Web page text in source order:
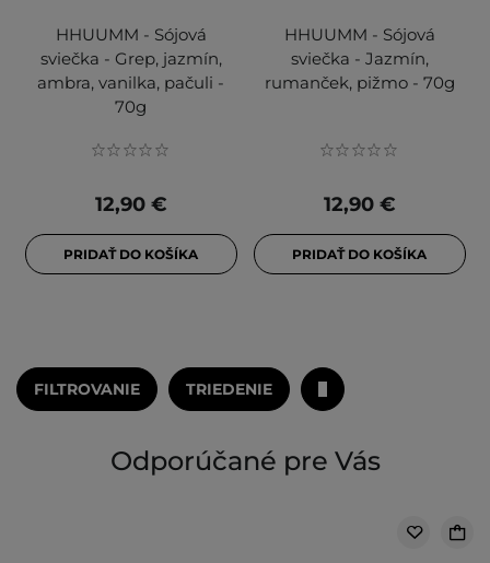
HHUUMM - Sójová
sviečka - Grep, jazmín,
ambra, vanilka, pačuli -
70g
12,90 €
PRIDAŤ DO KOŠÍKA
HHUUMM - Sójová
sviečka - Jazmín,
rumanček, pižmo - 70g
12,90 €
PRIDAŤ DO KOŠÍKA
FILTROVANIE TRIEDENIE
Odporúčané pre Vás